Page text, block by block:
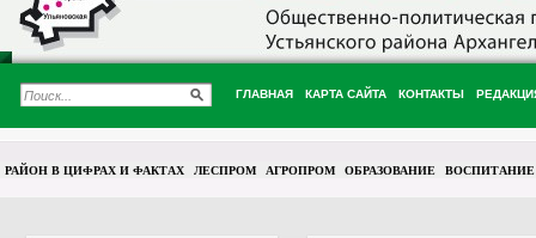
ГЛАВНАЯ КАРТА САЙТА КОНТАКТЫ
РАЙОН В ЦИФРАХ И ФАКТАХ ЛЕСПРОМ АГРОПРОМ ОБРАЗОВАНИЕ ВОСПИТАНИЕ